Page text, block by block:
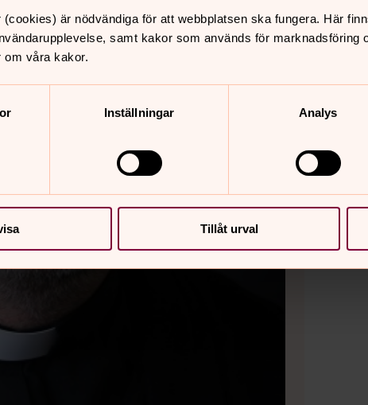
är nödvändiga för att webbplatsen ska fungera. Här
samt kakor som används för marknadsföring
om våra kakor.
Inställningar Analys
Tillåt urval